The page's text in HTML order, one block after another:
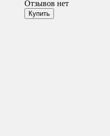
Отзывов нет